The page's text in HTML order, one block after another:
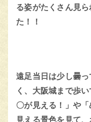
る姿がたくさん見
た！！
遠足当日は少し曇
く、大阪城まで歩
〇が見える！」や
見える景色を見て